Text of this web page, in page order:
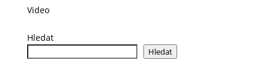
Video
Hledat
Hledat